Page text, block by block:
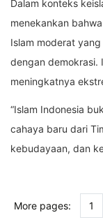
Dalam konteks
menekankan
Islam moderat
dengan demokrasi.
meningkatnya
“Islam Indonesia
cahaya baru dari
kebudayaan, dan
More pages: 1